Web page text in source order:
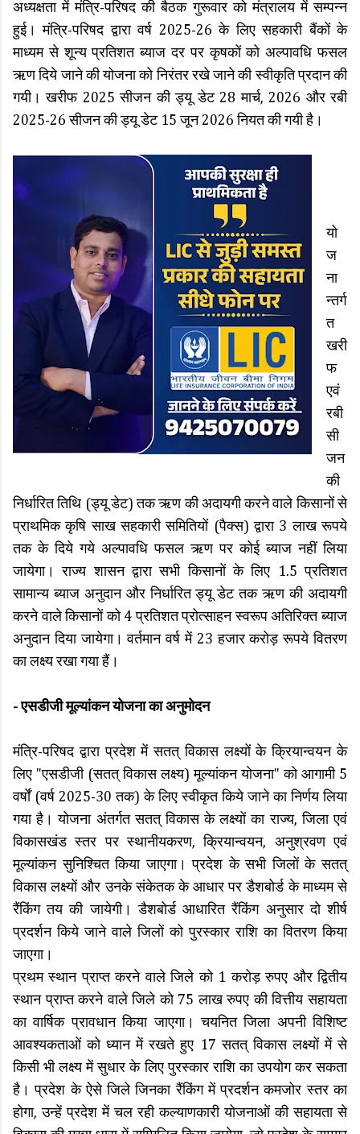
अध्यक्षता में मंत्रि-परिषद की बैठक गुरूवार को मंत्रालय में सम्पन्न
हुई। मंत्रि-परिषद द्वारा वर्ष 2025-26 के लिए सहकारी बैंकों के
माध्यम से शून्य प्रतिशत ब्याज दर पर कृषकों को अल्पावधि फसल
ऋण दिये जाने की योजना को निरंतर रखे जाने की स्वीकृति प्रदान की
गयी। खरीफ 2025 सीजन की ड्यू डेट 28 मार्च, 2026 और रबी
2025-26 सीजन की ड्यू डेट 15 जून 2026 नियत की गयी है।
यो
ज
ना
न्तर्ग
त
खरी
फ
एवं
रबी
सी
जन
की
निर्धारित तिथि (ड्यू डेट) तक ऋण की अदायगी करने वाले किसानों से
प्राथमिक कृषि साख सहकारी समितियों (पैक्स) द्वारा 3 लाख रूपये
तक के दिये गये अल्पावधि फसल ऋण पर कोई ब्याज नहीं लिया
जायेगा। राज्य शासन द्वारा सभी किसानों के लिए 1.5 प्रतिशत
सामान्य ब्याज अनुदान और निर्धारित ड्यू डेट तक ऋण की अदायगी
करने वाले किसानों को 4 प्रतिशत प्रोत्साहन स्वरूप अतिरिक्त ब्याज
अनुदान दिया जायेगा। वर्तमान वर्ष में 23 हजार करोड़ रूपये वितरण
का लक्ष्य रखा गया हैं।
- एसडीजी मूल्यांकन योजना का अनुमोदन
मंत्रि-परिषद द्वारा प्रदेश में सतत् विकास लक्ष्यों के क्रियान्वयन के
लिए "एसडीजी (सतत् विकास लक्ष्य) मूल्यांकन योजना" को आगामी 5
वर्षों (वर्ष 2025-30 तक) के लिए स्वीकृत किये जाने का निर्णय लिया
गया है। योजना अंतर्गत सतत् विकास के लक्ष्यों का राज्य, जिला एवं
विकासखंड स्तर पर स्थानीयकरण, क्रियान्वयन, अनुश्रवण एवं
मूल्यांकन सुनिश्चित किया जाएगा। प्रदेश के सभी जिलों के सतत्
विकास लक्ष्यों और उनके संकेतक के आधार पर डैशबोर्ड के माध्यम से
रैंकिंग तय की जायेगी। डैशबोर्ड आधारित रैंकिंग अनुसार दो शीर्ष
प्रदर्शन किये जाने वाले जिलों को पुरस्कार राशि का वितरण किया
जाएगा।
प्रथम स्थान प्राप्त करने वाले जिले को 1 करोड़ रुपए और द्वितीय
स्थान प्राप्त करने वाले जिले को 75 लाख रुपए की वित्तीय सहायता
का वार्षिक प्रावधान किया जाएगा। चयनित जिला अपनी विशिष्ट
आवश्यकताओं को ध्यान में रखते हुए 17 सतत् विकास लक्ष्यों में से
किसी भी लक्ष्य में सुधार के लिए पुरस्कार राशि का उपयोग कर सकता
है। प्रदेश के ऐसे जिले जिनका रैंकिंग में प्रदर्शन कमजोर स्तर का
होगा, उन्हें प्रदेश में चल रही कल्याणकारी योजनाओं की सहायता से